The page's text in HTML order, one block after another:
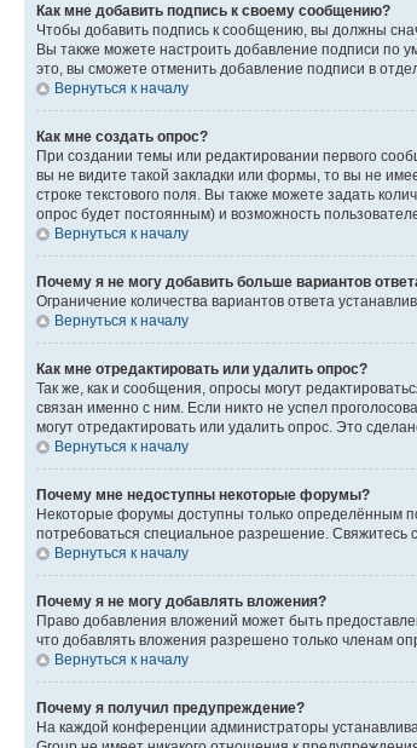
Как мне добавить подпись к своему сообщению?
Чтобы добавить подпись к сообщению, вы должны
Вы также можете настроить добавление подписи по
это, вы сможете отменить добавление подписи в
Вернуться к началу
Как мне создать опрос?
При создании темы или редактировании первого
вы не видите такой закладки или формы, то вы не
строке текстового поля. Вы также можете задать
опрос будет постоянным) и возможность
Вернуться к началу
Почему я не могу добавить больше вариантов
Ограничение количества вариантов ответа
Вернуться к началу
Как мне отредактировать или удалить опрос?
Так же, как и сообщения, опросы могут
связан именно с ним. Если никто не успел
могут отредактировать или удалить опрос. Это
Вернуться к началу
Почему мне недоступны некоторые форумы?
Некоторые форумы доступны только определённым
потребоваться специальное разрешение.
Вернуться к началу
Почему я не могу добавлять вложения?
Право добавления вложений может быть
что добавлять вложения разрешено только членам
Вернуться к началу
Почему я получил предупреждение?
На каждой конференции администраторы